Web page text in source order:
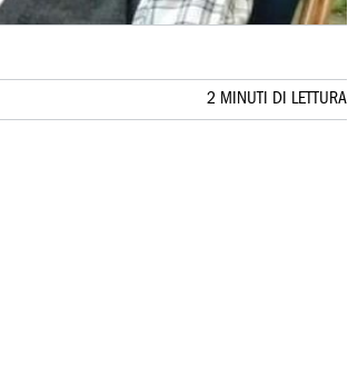
2 MINUTI DI LETTURA